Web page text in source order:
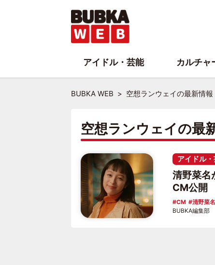
BUBKA WEB 空想ランウェイの最新情
空想ランウェイの最
アイドル
清野菜名
CM公開
CM 清野菜名
BUBKA編集部
アイドル・芸能 カルチャ